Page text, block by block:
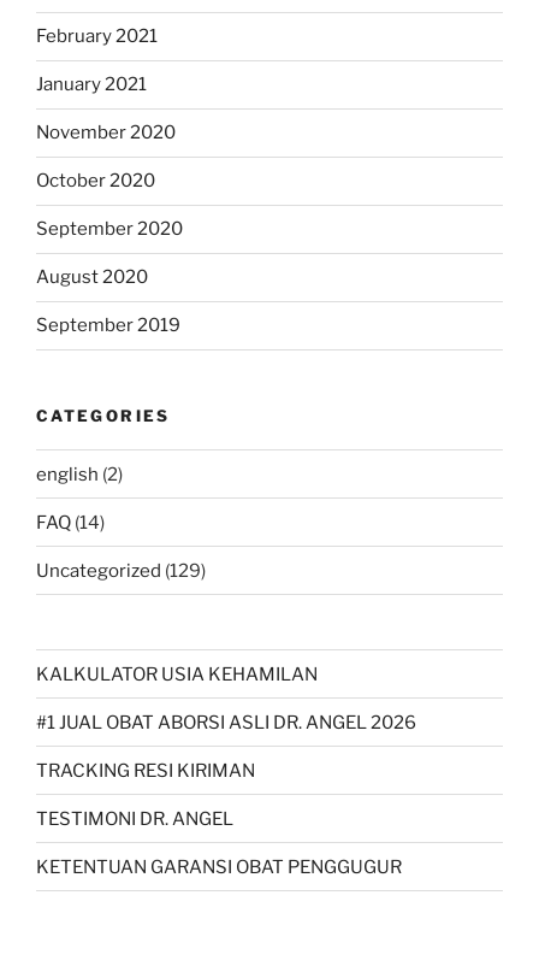
February 2021
January 2021
November 2020
October 2020
September 2020
August 2020
September 2019
CATEGORIES
english (2)
FAQ (14)
Uncategorized (129)
KALKULATOR USIA KEHAMILAN
#1 JUAL OBAT ABORSI ASLI DR. ANGEL 2026
TRACKING RESI KIRIMAN
TESTIMONI DR. ANGEL
KETENTUAN GARANSI OBAT PENGGUGUR